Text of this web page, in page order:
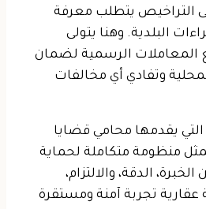
التراخيص يتطلب معرفة
البلدية. وهنا يتولى
المعاملات الرسمية لضمان
المحلية وتفادي أي مخالفات
التي يقدمها محامي قضايا
منظومة متكاملة لحماية
الدقة، والالتزام،
تجربة آمنة ومستقرة